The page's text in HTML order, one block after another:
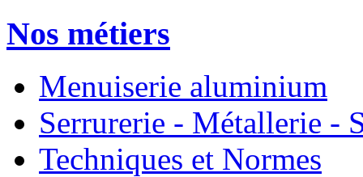
Nos métiers
Menuiserie aluminium
Serrurerie - Métallerie -
Techniques et Normes